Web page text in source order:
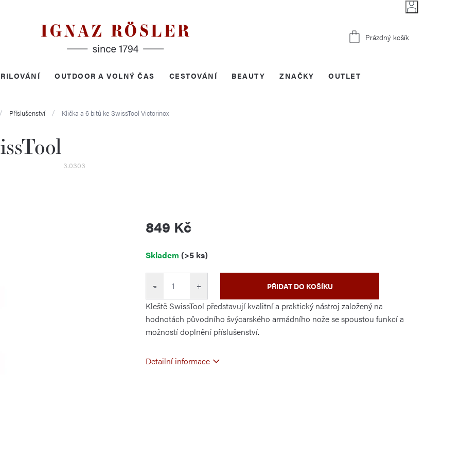
Nákupní
Prázdný košík
OUTDOOR A VOLNÝ ČAS CESTOVÁNÍ BEAUTY OUTLET
ZNAČKY
Příslušenství Klička a 6 bitů ke SwissTool Victorinox
3.0303
849 Kč
cena:
Skladem (>5 ks)
+
− PŘIDAT DO KOŠÍKU
Kleště SwissTool představují kvalitní a praktický nástroj založený na
hodnotách původního švýcarského armádního nože se spoustou funkcí a
možností doplnění příslušenství.
Detailní informace